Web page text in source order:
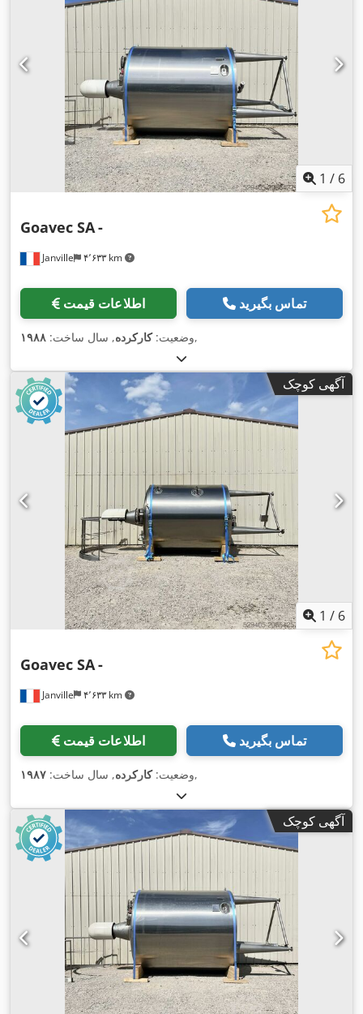
1 / 6
Janville ۴٬۶۳۳ km
Goavec SA-
اطلاعات قیمت تماس بگیرید
وضعیت:کارکرده, سال ساخت: ۱۹۸۸ ,
آگهی کوچک
1 / 6
Janville ۴٬۶۳۳ km
Goavec SA-
اطلاعات قیمت تماس بگیرید
وضعیت:کارکرده, سال ساخت: ۱۹۸۷ ,
آگهی کوچک